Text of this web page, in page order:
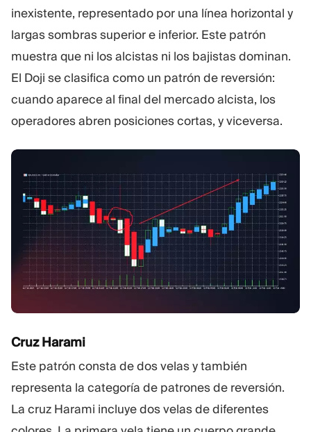
inexistente, representado por una línea horizontal y
largas sombras superior e inferior. Este patrón
muestra que ni los alcistas ni los bajistas dominan.
El Doji se clasifica como un patrón de reversión:
cuando aparece al final del mercado alcista, los
operadores abren posiciones cortas, y viceversa.
Cruz Harami
Este patrón consta de dos velas y también
representa la categoría de patrones de reversión.
La cruz Harami incluye dos velas de diferentes